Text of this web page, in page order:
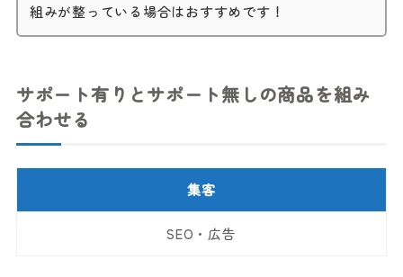
組みが整っている場合はおすすめです！
サポート有りとサポート無しの商品を組み
合わせる
集客
SEO・広告